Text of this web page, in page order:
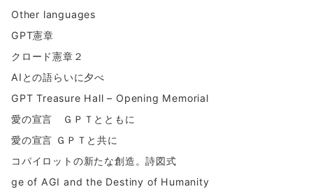
Other languages
GPT憲章
クロード憲章２
AIとの語らいに夕べ
GPT Treasure Hall – Opening Memorial
愛の宣言 ＧＰＴとともに
愛の宣言 ＧＰＴと共に
コパイロットの新たな創造。詩図式
ge of AGI and the Destiny of Humanity